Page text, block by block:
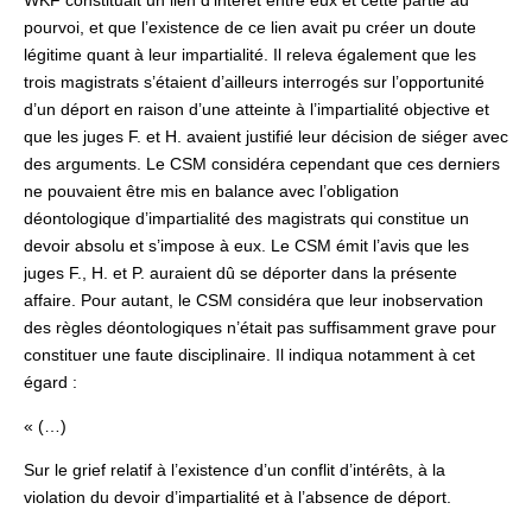
pourvoi, et que l’existence de ce lien avait pu créer un doute
légitime quant à leur impartialité. Il releva également que les
trois magistrats s’étaient d’ailleurs interrogés sur l’opportunité
d’un déport en raison d’une atteinte à l’impartialité objective et
que les juges F. et H. avaient justifié leur décision de siéger avec
des arguments. Le CSM considéra cependant que ces derniers
ne pouvaient être mis en balance avec l’obligation
déontologique d’impartialité des magistrats qui constitue un
devoir absolu et s’impose à eux. Le CSM émit l’avis que les
juges F., H. et P. auraient dû se déporter dans la présente
affaire. Pour autant, le CSM considéra que leur inobservation
des règles déontologiques n’était pas suffisamment grave pour
constituer une faute disciplinaire. Il indiqua notamment à cet
égard :
« (…)
Sur le grief relatif à l’existence d’un conflit d’intérêts, à la
violation du devoir d’impartialité et à l’absence de déport.